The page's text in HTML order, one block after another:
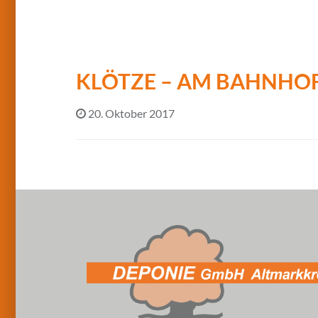
KLÖTZE – AM
20. Oktober 2017